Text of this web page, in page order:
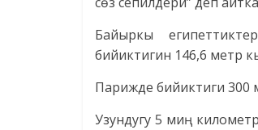
Байыркы
бийиктигин 146,6 метр
Парижде бийиктиги 300
Узундугу 5 миң